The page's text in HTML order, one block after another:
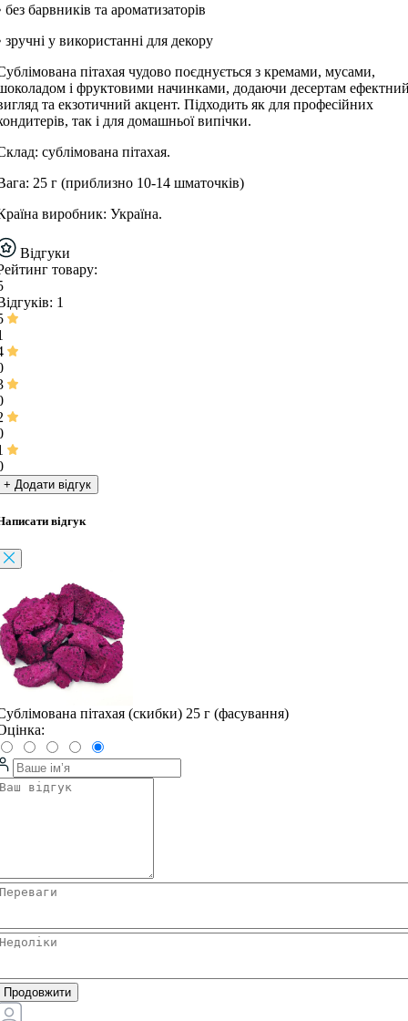
без барвників та ароматизаторів
зручні у використанні для декору
пітахая чудово поєднується з кремами, мусами,
і фруктовими начинками, додаючи десертам
та екзотичний акцент. Підходить як для професійних
так і для домашньої випічки.
сублімована пітахая.
25 г (приблизно 10-14 шматочків)
виробник: Україна.
Відгуки
товару:
1
+ Додати відгук
відгук
пітахая (скибки) 25 г (фасування)
Продовжити